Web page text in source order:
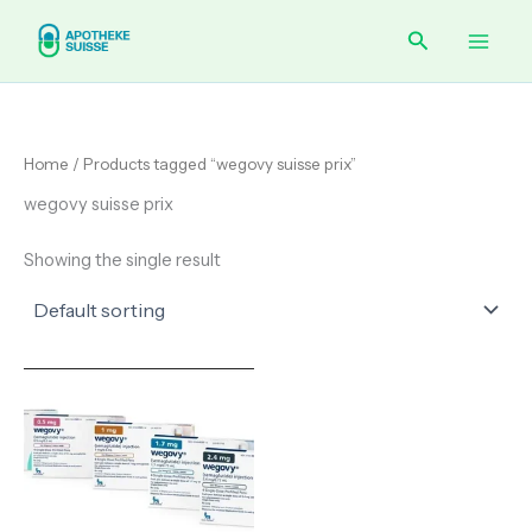
content
Search
Home / Products tagged “wegovy suisse prix”
wegovy suisse prix
Showing the single result
through
€ 260.00